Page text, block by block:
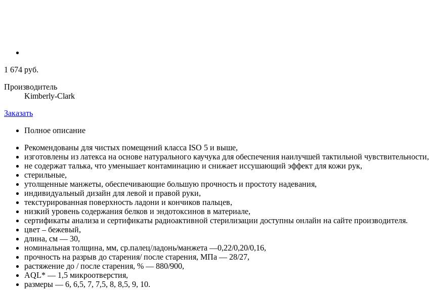
1 674 руб.
Производитель
Kimberly-Clark
Заказать
Полное описание
Рекомендованы для чистых помещений класса ISO 5 и выше,
изготовлены из латекса на основе натурального каучука для обеспечения наилучшей тактильной чувствительности,
не содержат талька, что уменьшает контаминацию и снижает иссушающий эффект для кожи рук,
стерильные,
утолщенные манжеты, обеспечивающие большую прочность и простоту надевания,
индивидуальный дизайн для левой и правой руки,
текстурированная поверхность ладони и кончиков пальцев,
низкий уровень содержания белков и эндотоксинов в материале,
сертификаты анализа и сертификаты радиоактивной стерилизации доступны онлайн на сайте производителя.
цвет – бежевый,
длина, см — 30,
номинальная толщина, мм, ср.палец/ладонь/манжета —0,22/0,20/0,16,
прочность на разрыв до старения/ после старения, МПа — 28/27,
растяжение до / после старения, % — 880/900,
AQL* — 1,5 микроотверстия,
размеры — 6, 6,5, 7, 7,5, 8, 8,5, 9, 10.